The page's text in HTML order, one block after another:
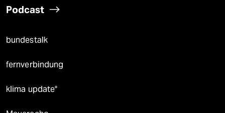
Podcast
bundestalk
fernverbindung
klima update°